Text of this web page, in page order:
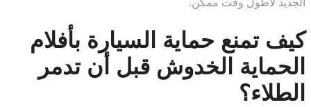
الجديد لأطول وقت ممكن.
كيف تمنع حماية السيارة بأفلام
الحماية الخدوش قبل أن تدمر
الطلاء؟